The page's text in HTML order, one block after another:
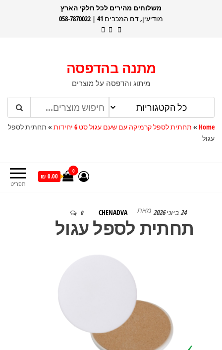
משלוחים מהירים לכל חלקי הארץ
מודיעין, דם המכבים 41 | 058-7870022
מתנה בהדפסה
מיתוג והדפסה על מוצרים
Home
» תחתית לספל קרמיקה עם שעם עגול סט 6 יחידות » תחתית לספל
עגול
תפריט
0
0.00 ₪
24 ביוני 2026 מאת CHENADVA
0
תחתית לספל עגול